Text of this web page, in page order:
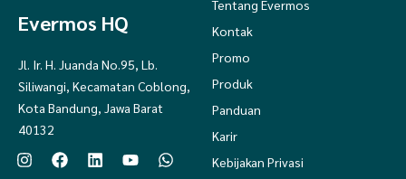
NB : Toleransi jahitan 1-2 cm
- Pisahkan pakaian berdasarkan bahan dan warna
- Dapat dicuci menggunakan tangan (hand wash) dan mesin cuci
(machine wash) dengan air suhu normal dan putaran mesin rendah
- Jemur pakaian ditempat terbuka dan berangin, jauhkan dari paparan
- Setrika dengan suhu normal
Evermos HQ
Jl. Ir. H. Juanda No.95, Lb.
Siliwangi, Kecamatan Coblong,
Kota Bandung, Jawa Barat
40132
Tentang Evermos
Kontak
Promo
Produk
Panduan
Karir
Kebijakan Privasi